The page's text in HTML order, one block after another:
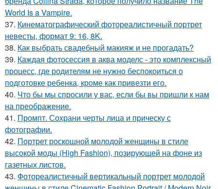
World Is a Vampire.
37. Кинематографический фотореалистичный портрет
невесты, формат 9: 16, 8K.
38. Как выбрать свадебный макияж и не прогадать?
39. Каждая фотосессия в аква моделс - это комплексный
процесс, где родителям не нужно беспокоиться о
подготовке ребенка, кроме как привезти его.
40. Что бы мы спросили у вас, если бы вы пришли к нам
на преображение.
41. Промпт. Сохрани черты лица и прическу с
фотографии.
42. Портрет роскошной молодой женщины в стиле
высокой моды (High Fashion), позирующей на фоне из
газетных листов.
43. Фотореалистичный вертикальный портрет молодой